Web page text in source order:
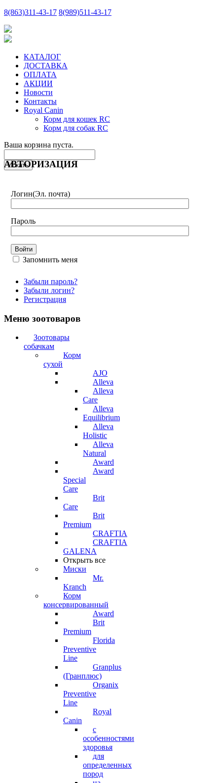
8(863)311-43-17 8(989)511-43-17
КАТАЛОГ
ДОСТАВКА
ОПЛАТА
АКЦИИ
Новости
Контакты
Royal Canin
Корм для кошек RC
Корм для собак RC
Ваша корзина пуста.
АВТОРИЗАЦИЯ
Логин(Эл. почта)
Пароль
Запомнить меня
Забыли пароль?
Забыли логин?
Регистрация
Меню зоотоваров
Зоотовары
собачкам
Корм
сухой
AJO
Alleva
Alleva
Care
Alleva
Equilibrium
Alleva
Holistic
Alleva
Natural
Award
Award
Special
Care
Brit
Care
Brit
Premium
CRAFTIA
CRAFTIA
GALENA
Открыть все
Миски
Mr.
Kranch
Корм
консервированный
Award
Brit
Premium
Florida
Preventive
Line
Granplus
(Гранплюс)
Organix
Preventive
Line
Royal
Canin
с
особенностями
здоровья
для
определенных
пород